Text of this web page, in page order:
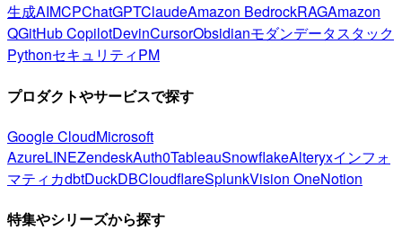
生成AIMCPChatGPTClaudeAmazon BedrockRAGAmazon
QGitHub CopilotDevinCursorObsidianモダンデータスタック
PythonセキュリティPM
プロダクトやサービスで探す
Google CloudMicrosoft
AzureLINEZendeskAuth0TableauSnowflakeAlteryxインフォ
マティカdbtDuckDBCloudflareSplunkVision OneNotion
特集やシリーズから探す